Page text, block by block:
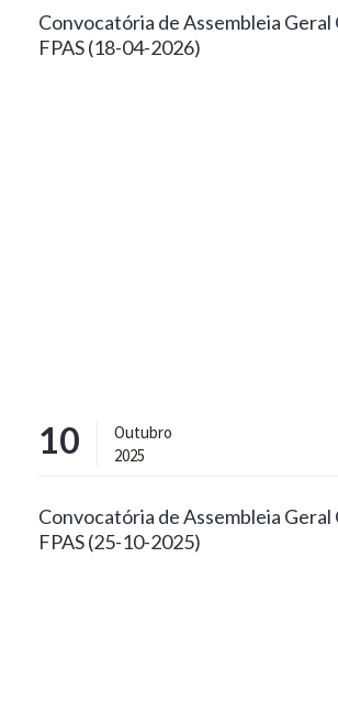
Convocatória de Assembleia Geral
FPAS (18-04-2026)
10
Outubro
2025
Convocatória de Assembleia Geral
FPAS (25-10-2025)